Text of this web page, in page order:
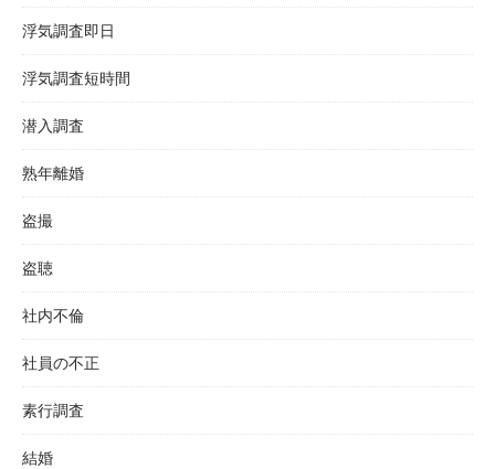
浮気調査即日
浮気調査短時間
潜入調査
熟年離婚
盗撮
盗聴
社内不倫
社員の不正
素行調査
結婚